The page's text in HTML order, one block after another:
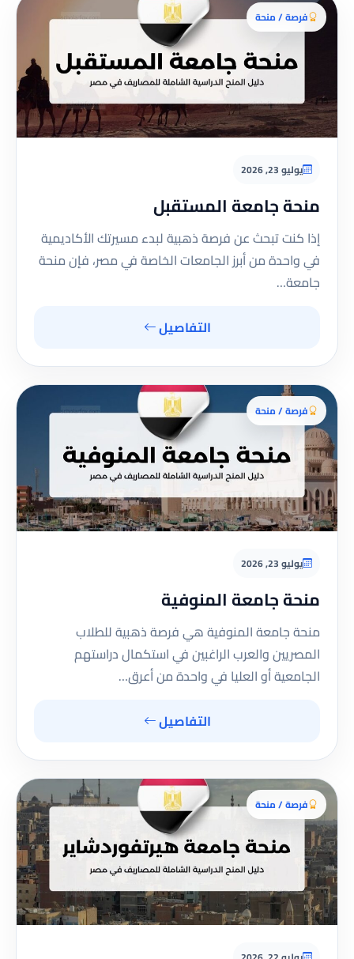
فرصة / منحة
يوليو 23, 2026
منحة جامعة المستقبل
إذا كنت تبحث عن فرصة ذهبية لبدء مسيرتك الأكاديمية
في واحدة من أبرز الجامعات الخاصة في مصر، فإن منحة
جامعة…
التفاصيل
فرصة / منحة
يوليو 23, 2026
منحة جامعة المنوفية
منحة جامعة المنوفية هي فرصة ذهبية للطلاب
المصريين والعرب الراغبين في استكمال دراستهم
الجامعية أو العليا في واحدة من أعرق…
التفاصيل
فرصة / منحة